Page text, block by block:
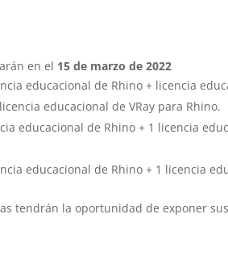
en el 15 de marzo de 2022
educacional de Rhino + licencia
educacional de VRay para Rhino.
educacional de Rhino + 1 licencia
educacional de Rhino + 1 licencia
tendrán la oportunidad de exponer